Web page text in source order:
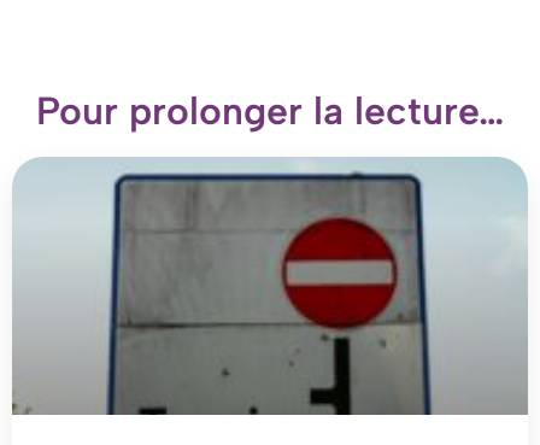
Pour prolonger la lecture…